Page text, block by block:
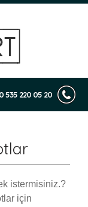
0 535 220 05 20
istermisiniz.?
için